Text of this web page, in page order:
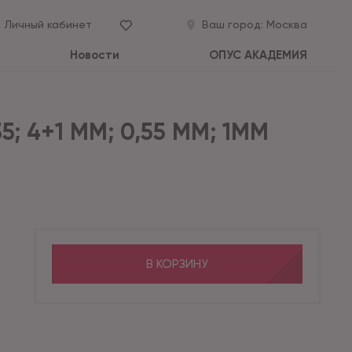
Личный кабинет Ваш город: Москва
Новости ОПУС АКАДЕМИЯ
4+1 ММ; 0,55 ММ; 1ММ
В КОРЗИНУ